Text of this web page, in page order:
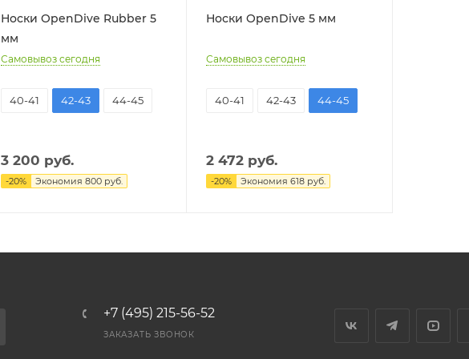
Носки OpenDive Rubber 5
мм
Самовывоз сегодня
40-41 42-43 44-45
3 200 руб.
-20% Экономия 800руб.
Носки OpenDive 5 мм
Самовывоз сегодня
40-41 42-43 44-45
2 472 руб.
-20% Экономия618 руб.
+7 (495) 215-56-52
ЗАКАЗАТЬ ЗВОНОК